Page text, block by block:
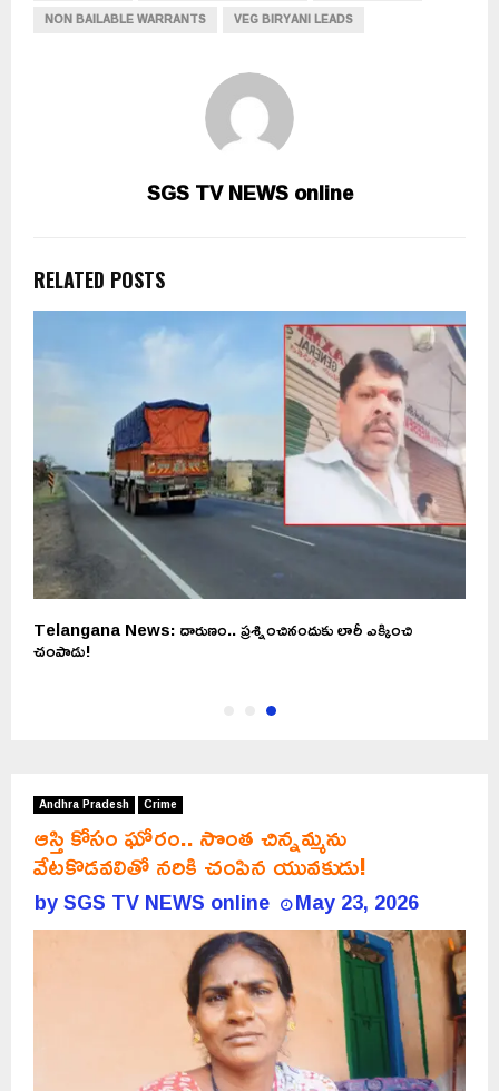
NON BAILABLE WARRANTS
VEG BIRYANI LEADS
SGS TV NEWS online
RELATED POSTS
Telangana News: దారుణం.. ప్రశ్నించినందుకు లారీ ఎక్కించి
చంపాడు!
Andhra Pradesh Crime
ఆస్తి కోసం ఘోరం.. సొంత చిన్నమ్మను
వేటకొడవలితో నరికి చంపిన యువకుడు!
bySGS TV NEWS online May 23, 2026